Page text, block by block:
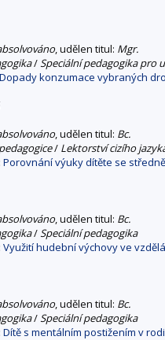
, udělen titul: Mgr.
/Speciální pedagogika pro
Dopady konzumace vybraných
, udělen titul: Bc.
/ Lektorství cizího
Porovnání výuky dítěte se
, udělen titul: Bc.
/Speciální pedagogika
Využití hudební výchovy ve
, udělen titul: Bc.
/Speciální pedagogika
Dítě s mentálním postižením v